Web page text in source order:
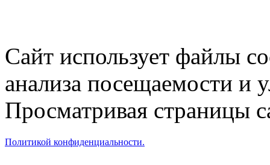
Сайт использует файлы
анализа посещаемости и
Просматривая страницы
Политикой конфиденциальности.